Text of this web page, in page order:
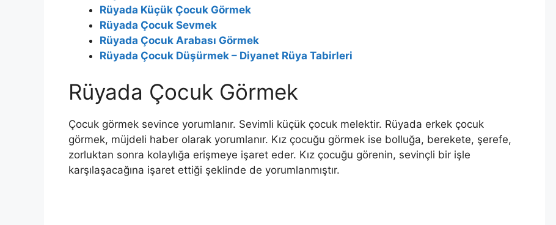
Rüyada Küçük Çocuk Görmek
Rüyada Çocuk Sevmek
Rüyada Çocuk Arabası Görmek
Rüyada Çocuk Düşürmek – Diyanet Rüya Tabirleri
Rüyada Çocuk Görmek
Çocuk görmek sevince yorumlanır. Sevimli küçük çocuk melektir. Rüyada erkek çocuk
görmek, müjdeli haber olarak yorumlanır. Kız çocuğu görmek ise bolluğa, berekete, şerefe,
zorluktan sonra kolaylığa erişmeye işaret eder. Kız çocuğu görenin, sevinçli bir işle
karşılaşacağına işaret ettiği şeklinde de yorumlanmıştır.